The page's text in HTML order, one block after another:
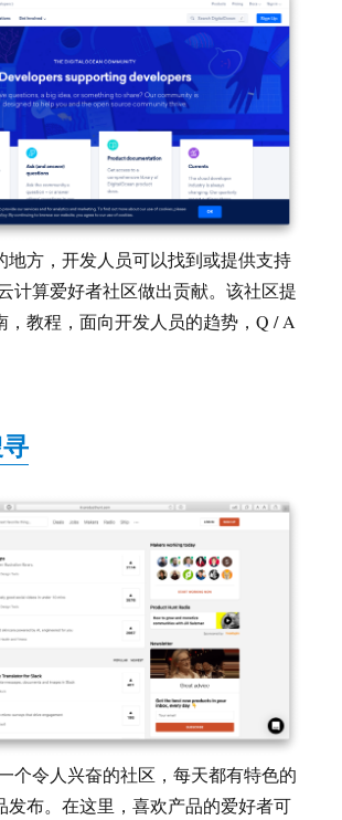
地方，开发人员可以找到或提供支持
计算爱好者社区做出贡献。该社区提
，教程，面向开发人员的趋势，Q / A
个令人兴奋的社区，每天都有特色的
发布。在这里，喜欢产品的爱好者可